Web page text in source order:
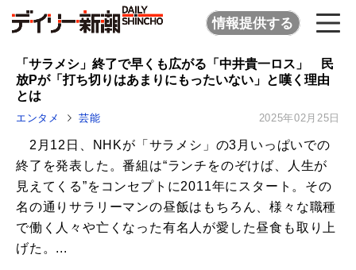
情報提供する
「サラメシ」終了で早くも広がる「中井貴一ロス」 民
放Pが「打ち切りはあまりにもったいない」と嘆く理由
とは
エンタメ 芸能 2025年02月25日
2月12日、NHKが「サラメシ」の3月いっぱいでの
終了を発表した。番組は“ランチをのぞけば、人生が
見えてくる”をコンセプトに2011年にスタート。その
名の通りサラリーマンの昼飯はもちろん、様々な職種
で働く人々や亡くなった有名人が愛した昼食も取り上
げた。...